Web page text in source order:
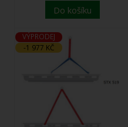
Do košíku
VÝPRODEJ
-1 977 KČ